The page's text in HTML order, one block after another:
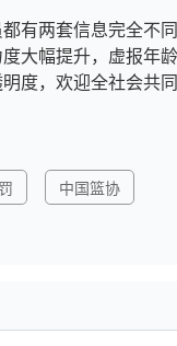
有两套信息完全不
大幅提升，虚报年
度，欢迎全社会共
中国篮协